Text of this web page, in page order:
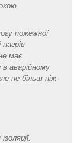
пожежної
має
аварійному
не більш ніж